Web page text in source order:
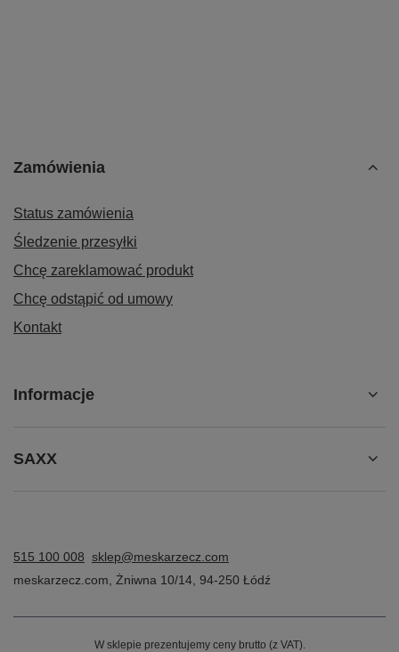
Zamówienia
Status zamówienia
Śledzenie przesyłki
Chcę zareklamować produkt
Chcę odstąpić od umowy
Kontakt
Informacje
SAXX
515 100 008 sklep@meskarzecz.com
meskarzecz.com
Żniwna 10/14 94-250 Łódź
W sklepie prezentujemy ceny brutto (z VAT).